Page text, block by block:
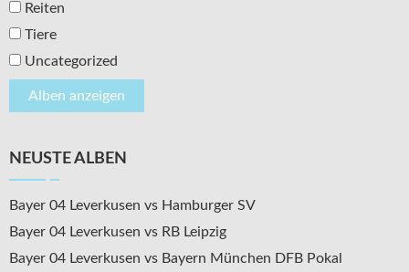
Reiten
Tiere
Uncategorized
NEUSTE ALBEN
Bayer 04 Leverkusen vs Hamburger SV
Bayer 04 Leverkusen vs RB Leipzig
Bayer 04 Leverkusen vs Bayern München DFB Pokal